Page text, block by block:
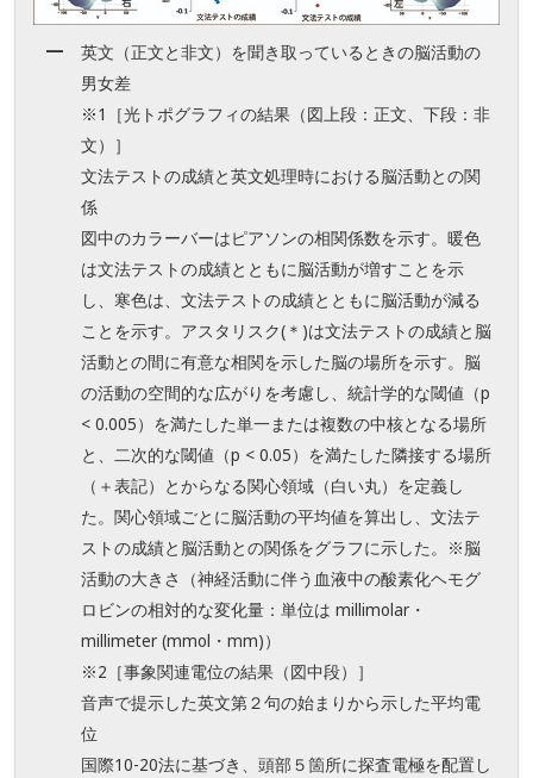
英文（正文と非文）を聞き取っているときの脳活動の
男女差
※1［光トポグラフィの結果（図上段：正文、下段：非
文）］
文法テストの成績と英文処理時における脳活動との関
係
図中のカラーバーはピアソンの相関係数を示す。暖色
は文法テストの成績とともに脳活動が増すことを示
し、寒色は、文法テストの成績とともに脳活動が減る
ことを示す。アスタリスク(＊)は文法テストの成績と脳
活動との間に有意な相関を示した脳の場所を示す。脳
の活動の空間的な広がりを考慮し、統計学的な閾値（p
< 0.005）を満たした単一または複数の中核となる場所
と、二次的な閾値（p < 0.05）を満たした隣接する場所
（＋表記）とからなる関心領域（白い丸）を定義し
た。関心領域ごとに脳活動の平均値を算出し、文法テ
ストの成績と脳活動との関係をグラフに示した。※脳
活動の大きさ（神経活動に伴う血液中の酸素化ヘモグ
ロビンの相対的な変化量：単位は millimolar・
millimeter (mmol・mm)）
※2［事象関連電位の結果（図中段）］
音声で提示した英文第２句の始まりから示した平均電
位
国際10-20法に基づき、頭部５箇所に探査電極を配置し